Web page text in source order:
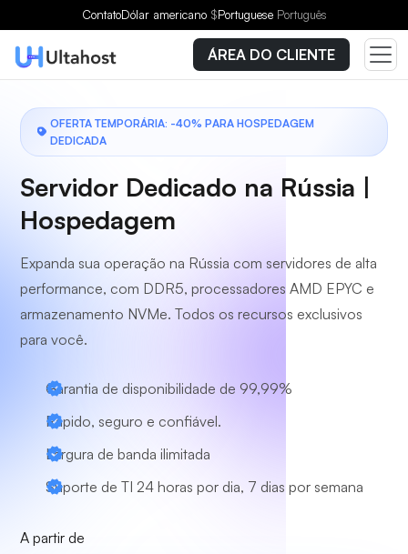
ContatoDólar americano $Portuguese Português
ÁREA DO CLIENTE
OFERTA TEMPORÁRIA: -40% PARA HOSPEDAGEM
DEDICADA
Servidor Dedicado na Rússia |
Hospedagem
Expanda sua operação na Rússia com servidores de alta
performance, com DDR5, processadores AMD EPYC e
armazenamento NVMe. Todos os recursos exclusivos
para você.
Garantia de disponibilidade de 99,99%
Rápido, seguro e confiável.
Largura de banda ilimitada
Suporte de TI 24 horas por dia, 7 dias por semana
A partir de